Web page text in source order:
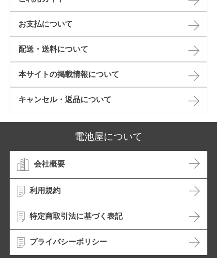
お支払について
配送・送料について
本サイトの掲載情報について​
キャンセル・返品について​
電池屋について
会社概要
利用規約
特定商取引法に基づく表記
プライバシーポリシー